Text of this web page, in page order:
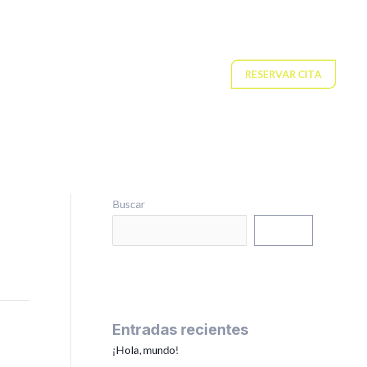
RESERVAR CITA
Buscar
Entradas recientes
¡Hola, mundo!